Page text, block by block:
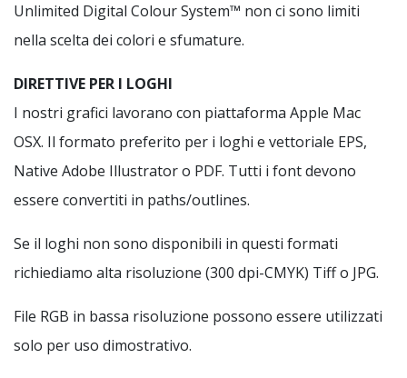
Unlimited Digital Colour System™ non ci sono limiti
nella scelta dei colori e sfumature.
DIRETTIVE PER I LOGHI
I nostri grafici lavorano con piattaforma Apple Mac
OSX. Il formato preferito per i loghi e vettoriale EPS,
Native Adobe Illustrator o PDF. Tutti i font devono
essere convertiti in paths/outlines.
Se il loghi non sono disponibili in questi formati
richiediamo alta risoluzione (300 dpi-CMYK) Tiff o JPG.
File RGB in bassa risoluzione possono essere utilizzati
solo per uso dimostrativo.